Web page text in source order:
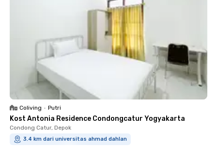
Coliving • Putri
Kost Antonia Residence Condongcatur Yogyakarta
Condong Catur, Depok
3.4 km dari universitas ahmad dahlan